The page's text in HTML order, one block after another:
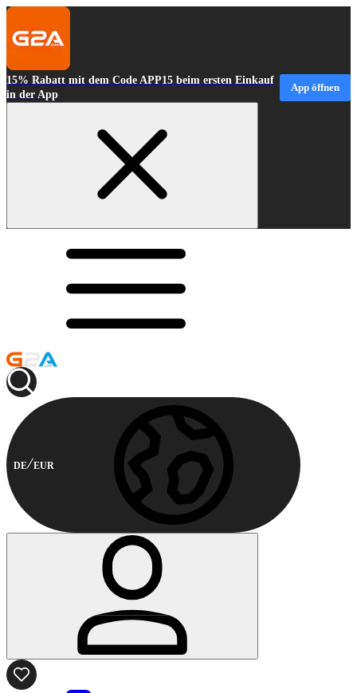
15% Rabatt mit dem Code APP15 beim ersten Einkauf
in der App
App öffnen
DE EUR